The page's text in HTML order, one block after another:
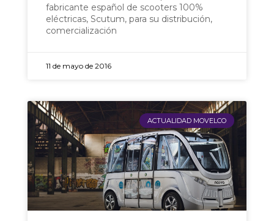
fabricante español de scooters 100%
eléctricas, Scutum, para su distribución,
comercialización
11 de mayo de 2016
ACTUALIDAD MOVELCO